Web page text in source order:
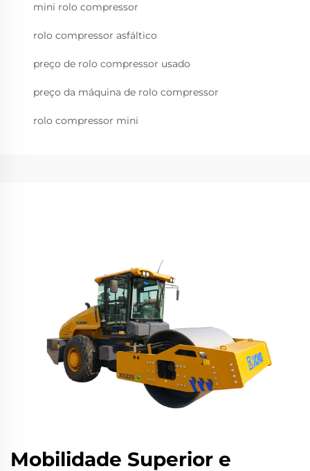
mini rolo compressor
rolo compressor asfáltico
preço de rolo compressor usado
preço da máquina de rolo compressor
rolo compressor mini
Mobilidade Superior e